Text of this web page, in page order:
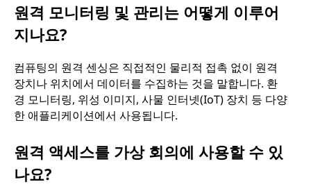
원격 모니터링 및 관리는 어떻게 이루어
지나요?
컴퓨팅의 원격 센싱은 직접적인 물리적 접촉 없이 원격
장치나 위치에서 데이터를 수집하는 것을 말합니다. 환
경 모니터링, 위성 이미지, 사물 인터넷(IoT) 장치 등 다양
한 애플리케이션에서 사용됩니다.
원격 액세스를 가상 회의에 사용할 수 있
나요?